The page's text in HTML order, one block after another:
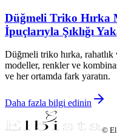
Düğmeli Triko Hırka
İpuçlarıyla Şıklığı
Düğmeli triko hırka, rahatlık
modeller, renkler ve
ve her ortamda fark yaratın.
Daha fazla bilgi edinin
©